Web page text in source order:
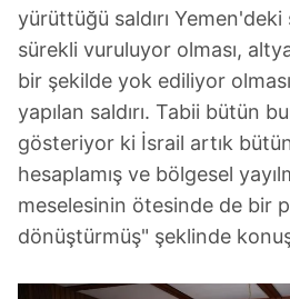
yürüttüğü saldırı
sürekli vuruluyor olması,
bir şekilde yok ediliyor
yapılan saldırı. Tabii bütün
gösteriyor ki İsrail artık
hesaplamış ve bölgesel
meselesinin ötesinde de bir
dönüştürmüş" şeklinde